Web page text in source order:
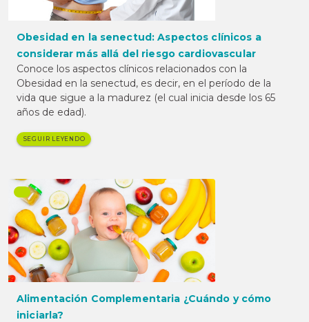
Obesidad en la senectud: Aspectos clínicos a
considerar más allá del riesgo cardiovascular
Conoce los aspectos clínicos relacionados con la
Obesidad en la senectud, es decir, en el período de la
vida que sigue a la madurez (el cual inicia desde los 65
años de edad).
SEGUIR LEYENDO
Alimentación Complementaria ¿Cuándo y cómo
iniciarla?